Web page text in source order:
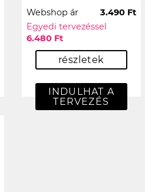
Webshop ár
3.490 Ft
Egyedi tervezéssel
6.480 Ft
részletek
INDULHAT A
TERVEZÉS